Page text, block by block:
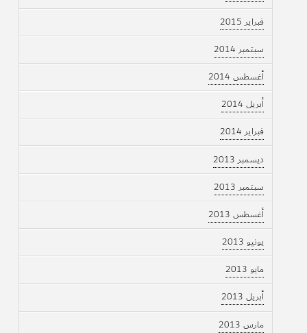
فبراير 2015
سبتمبر 2014
أغسطس 2014
أبريل 2014
فبراير 2014
ديسمبر 2013
سبتمبر 2013
أغسطس 2013
يونيو 2013
مايو 2013
أبريل 2013
مارس 2013